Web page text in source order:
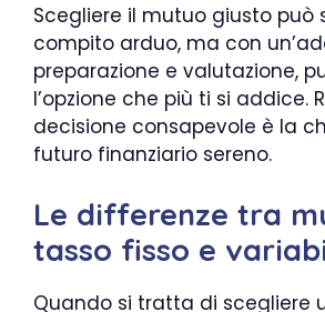
Scegliere il mutuo giusto può
compito arduo, ma con
preparazione e valutazione,
l’opzione che più ti si addice.
decisione consapevole è la
futuro finanziario sereno.
Le differenze tra
tasso fisso e
Quando si tratta di scegliere